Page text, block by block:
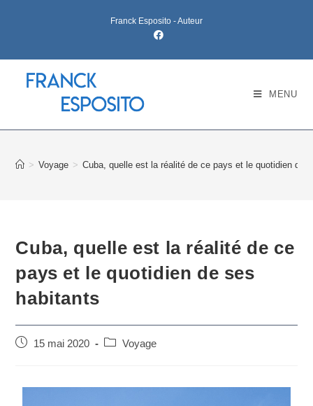
Franck Esposito - Auteur
MENU
> Voyage > Cuba, quelle est la réalité de ce pays et le quotidien de
Cuba, quelle est la réalité de ce
pays et le quotidien de ses
habitants
15 mai 2020 Voyage